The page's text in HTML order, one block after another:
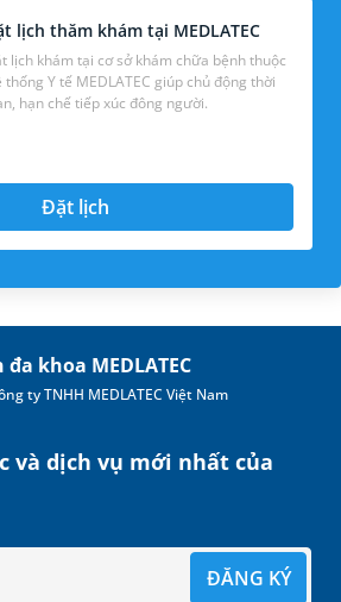
lịch thăm khám tại MEDLATEC
lịch khám tại cơ sở khám chữa bệnh thuộc
thống Y tế MEDLATEC giúp chủ động thời
gian, hạn chế tiếp xúc đông người.
Đặt lịch
khoa MEDLATEC
ty TNHH MEDLATEC Việt Nam
và dịch vụ mới nhất của
ĐĂNG KÝ